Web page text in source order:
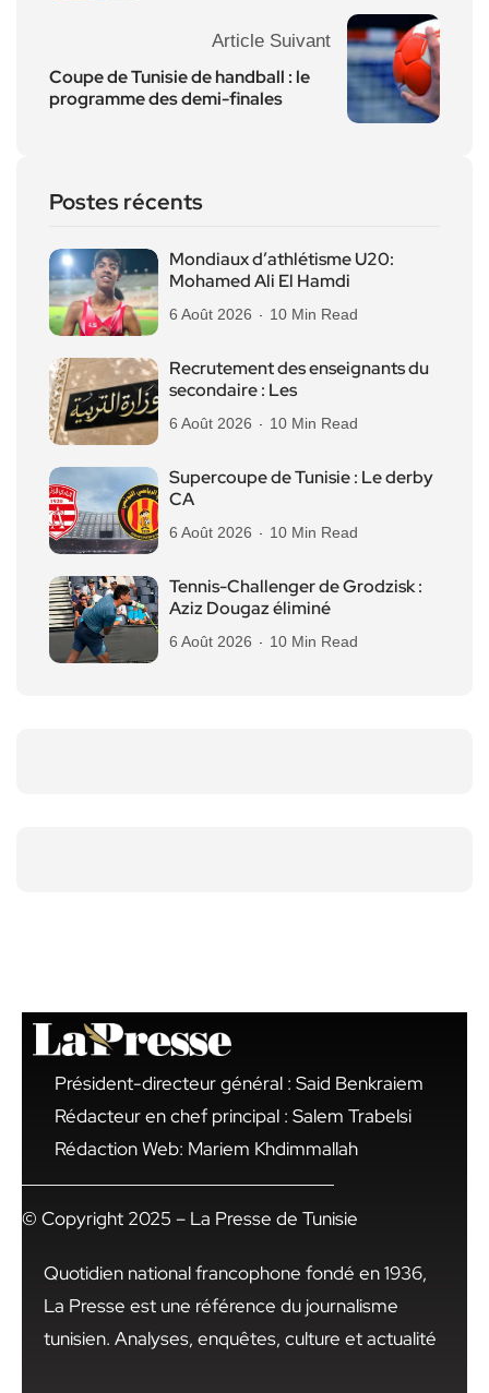
Article Suivant
Coupe de Tunisie de handball : le
programme des demi-finales
Postes récents
Mondiaux d’athlétisme U20:
Mohamed Ali El Hamdi
6 Août 2026 10 Min Read
Recrutement des enseignants du
secondaire : Les
6 Août 2026 10 Min Read
Supercoupe de Tunisie : Le derby
CA
6 Août 2026 10 Min Read
Tennis-Challenger de Grodzisk :
Aziz Dougaz éliminé
6 Août 2026 10 Min Read
Président-directeur général : Said Benkraiem
Rédacteur en chef principal : Salem Trabelsi
Rédaction Web: Mariem Khdimmallah
© Copyright 2025 – La Presse de Tunisie
Quotidien national francophone fondé en 1936,
La Presse est une référence du journalisme
tunisien. Analyses, enquêtes, culture et actualité